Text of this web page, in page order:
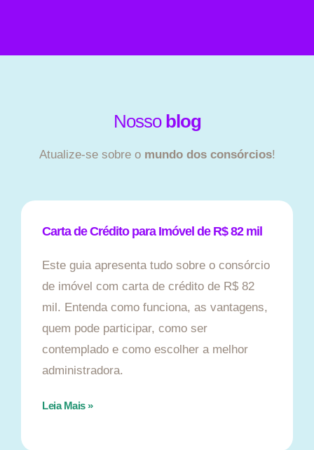
Nosso blog
Atualize-se sobre o mundo dos consórcios!
Carta de Crédito para Imóvel de R$ 82 mil
Este guia apresenta tudo sobre o consórcio
de imóvel com carta de crédito de R$ 82
mil. Entenda como funciona, as vantagens,
quem pode participar, como ser
contemplado e como escolher a melhor
administradora.
Leia Mais »